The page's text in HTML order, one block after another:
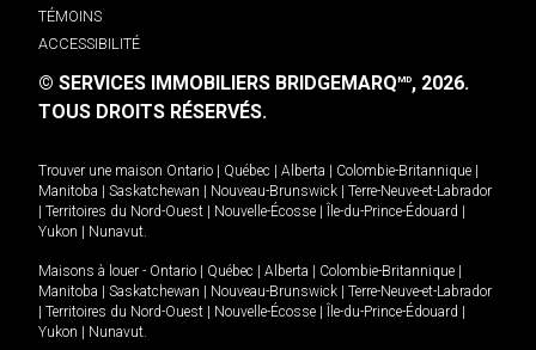
TÉMOINS
ACCESSIBILITÉ
© SERVICES IMMOBILIERS BRIDGEMARQMD, 2026.
TOUS DROITS RÉSERVÉS.
Trouver une maison Ontario Québec Alberta Colombie-Britannique
Manitoba
Saskatchewan Nouveau-Brunswick
Terre-Neuve-et-Labrador
Territoires du Nord-Ouest Nouvelle-Écosse Île-du-Prince-Édouard
Yukon
Nunavut.
Maisons à louer - Ontario Québec Alberta Colombie-Britannique
Manitoba
Saskatchewan Nouveau-Brunswick
Terre-Neuve-et-Labrador
Territoires du Nord-Ouest Nouvelle-Écosse Île-du-Prince-Édouard
Yukon
Nunavut.